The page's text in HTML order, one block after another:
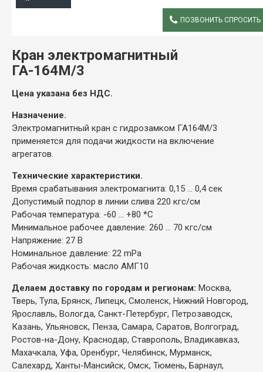
ПОЗВОНИТЬ СПРОСИТЬ
Кран электромагнитный
ГА-164М/3
Цена указана без НДС.
Назначение.
Электромагнитный кран с гидрозамком ГА164М/3
применяется для подачи жидкости на включение
агрегатов.
Технические характеристики.
Время срабатывания электромагнита: 0,15 ... 0,4 сек
Допустимый подпор в линии слива 220 кгс/см
Рабочая температура: -60 ... +80 *С
Минимальное рабочее давление: 260 ... 70 кгс/см
Напряжение: 27 В
Номинальное давление: 22 mPa
Рабочая жидкость: масло АМГ10
Делаем доставку по городам и регионам: Москва,
Тверь, Тула, Брянск, Липецк, Смоленск, Нижний Новгород,
Ярославль, Вологда, Санкт-Петербург, Петрозаводск,
Казань, Ульяновск, Пенза, Самара, Саратов, Волгоград,
Ростов-на-Дону, Краснодар, Ставрополь, Владикавказ,
Махачкала, Уфа, Оренбург, Челябинск, Мурманск,
Салехард, Ханты-Мансийск, Омск, Тюмень, Барнаул,